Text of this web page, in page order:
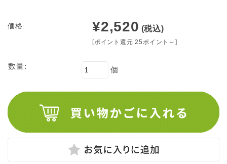
価格: ¥2,520 (税込)
[ポイント還元 25ポイント～]
数量: 個